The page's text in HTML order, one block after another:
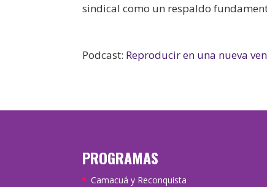
sindical como un respaldo
Podcast: Reproducir en una nueva
PROGRAMAS
Camacuá y Reconquista